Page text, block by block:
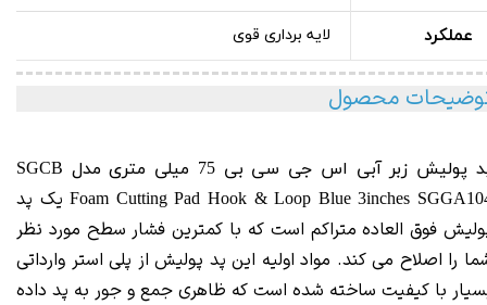
عملکرد لایه برداری قوی
محصول
پولیش زبر آبی اس جی سی بی 75 میلی متری مدل
SGCB
Foam CuttingPad Hook & Loop Blue 3inches
یک پد
فوق العاده متراکم است که با کمترین فشار سطح مورد نظر
را اصلاح می کند. مواد اولیه این پد پولیش از پلی استر وارداتی
با کیفیت ساخته شده است که ظاهری جمع و جور به پد داده